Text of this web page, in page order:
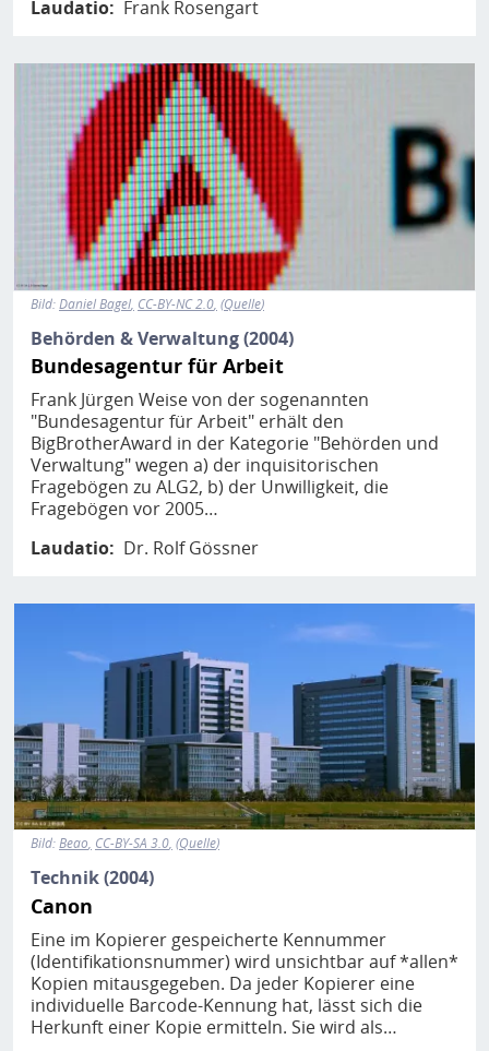
Laudatio Frank Rosengart
Bild
Bild:Daniel Bagel CC-BY-NC 2.0 Quelle
Behörden & Verwaltung (2004)
Bundesagentur für Arbeit
Frank Jürgen Weise von der sogenannten
"Bundesagentur für Arbeit" erhält den
BigBrotherAward in der Kategorie "Behörden und
Verwaltung" wegen a) der inquisitorischen
Fragebögen zu ALG2, b) der Unwilligkeit, die
Fragebögen vor 2005…
Laudatio
Dr. Rolf Gössner
Bild
Bild:Beao CC-BY-SA 3.0 Quelle
Technik (2004)
Canon
Eine im Kopierer gespeicherte Kennummer
(Identifikationsnummer) wird unsichtbar auf *allen*
Kopien mitausgegeben. Da jeder Kopierer eine
individuelle Barcode-Kennung hat, lässt sich die
Herkunft einer Kopie ermitteln. Sie wird als…